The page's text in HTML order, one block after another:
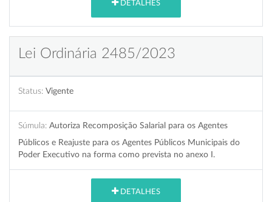
DETALHES
Lei Ordinária 2485/2023
Status: Vigente
Súmula: Autoriza Recomposição Salarial para os Agentes
Públicos e Reajuste para os Agentes Públicos Municipais do
Poder Executivo na forma como prevista no anexo I.
DETALHES